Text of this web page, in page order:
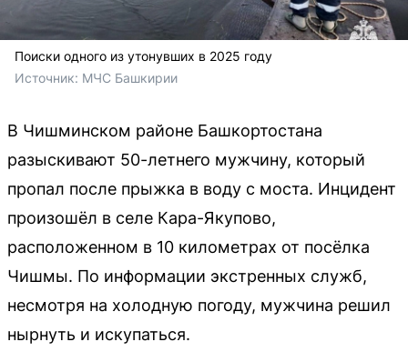
Поиски одного из утонувших в 2025 году
Источник: МЧС Башкирии
В Чишминском районе Башкортостана
разыскивают 50-летнего мужчину, который
пропал после прыжка в воду с моста. Инцидент
произошёл в селе Кара-Якупово,
расположенном в 10 километрах от посёлка
Чишмы. По информации экстренных служб,
несмотря на холодную погоду, мужчина решил
нырнуть и искупаться.